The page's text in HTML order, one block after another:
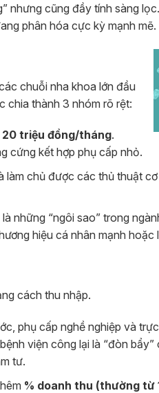
nhưng cũng đầy tính sàng
phân hóa cực kỳ mạnh mẽ.
chuỗi nha khoa lớn đầu
chia thành 3 nhóm rõ rệt:
20 triệu đồng/tháng.
cứng kết hợp phụ cấp nhỏ.
chủ được các thủ thuật
những “ngôi sao” trong
hiệu cá nhân mạnh hoặc
cách thu nhập.
phụ cấp nghề nghiệp và
viện công lại là “đòn
tư.
% doanh thu (thường từ